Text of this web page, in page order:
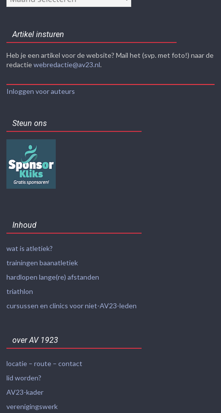
Artikel insturen
Heb je een artikel voor de website? Mail het (svp. met foto!) naar de
redactiewebredactie@av23.nl.
Inloggen voor auteurs
Steun ons
Inhoud
wat is atletiek?
trainingen baanatletiek
hardlopen lange(re) afstanden
triathlon
cursussen en clinics voor niet-AV23-leden
over AV 1923
locatie – route – contact
lid worden?
AV23-kader
verenigingswerk